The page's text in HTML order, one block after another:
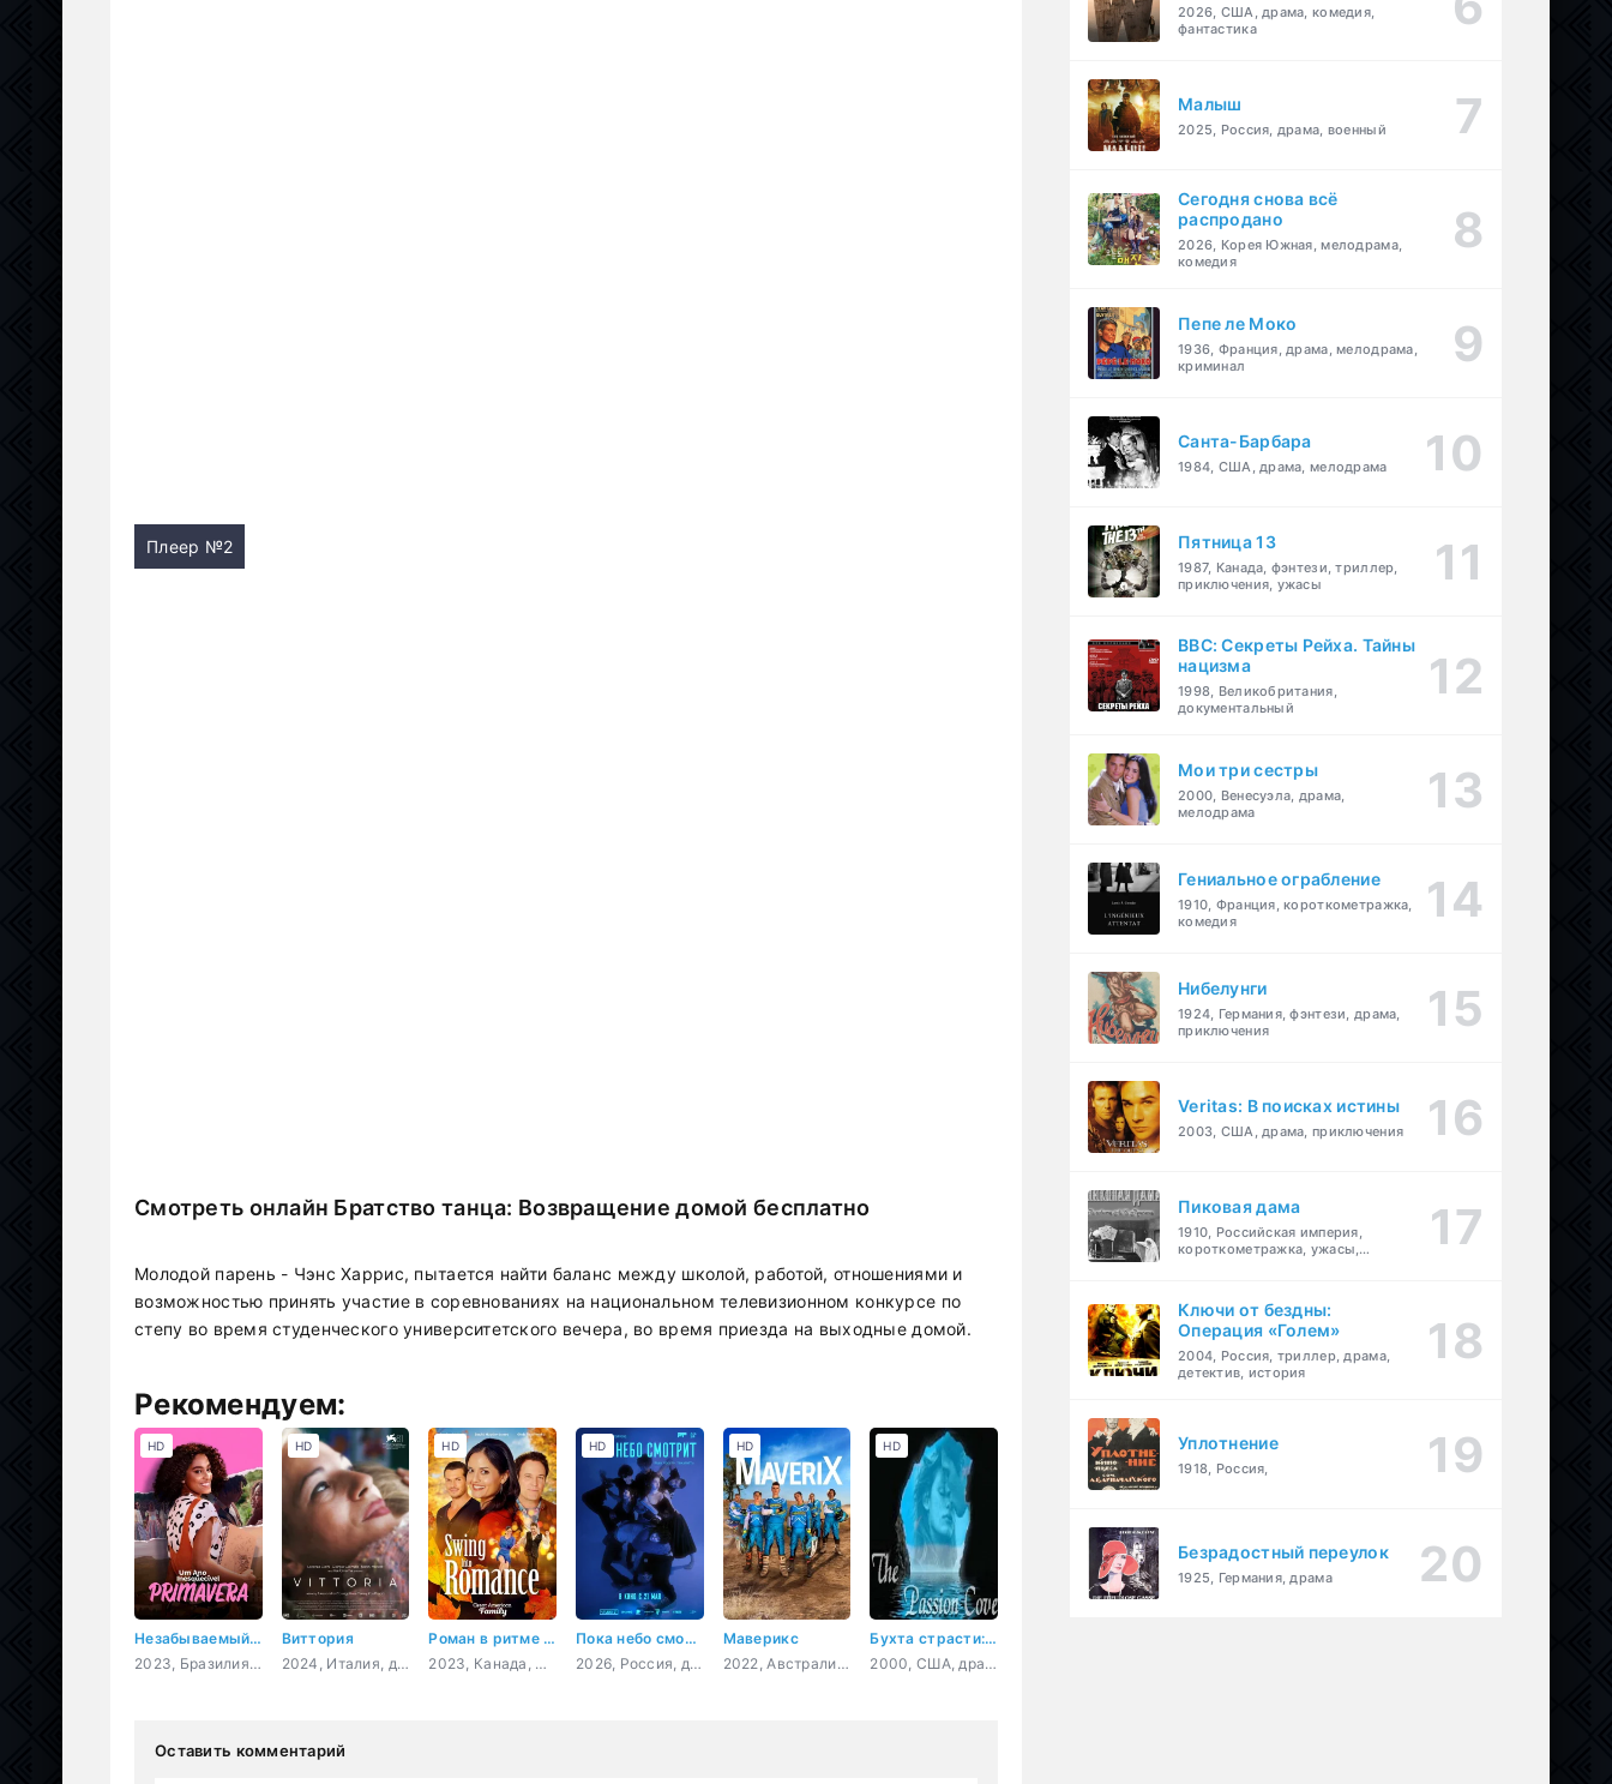
Плеер №2
Смотреть онлайн Братство танца: Возвращение домой бесплатно
Молодой парень - Чэнс Харрис, пытается найти баланс между школой, работой, отношениями и
возможностью принять участие в соревнованиях на национальном телевизионном конкурсе по
степу во время студенческого университетского вечера, во время приезда на выходные домой.
Рекомендуем:
Незабываемый год: Весна
2023, Бразилия, мелодрама
HD
Виттория
2024, Италия, драма
HD
Роман в ритме танца
2023, Канада, США, драма
HD
Пока небо смотрит
2026, Россия, драма
HD
Маверикс
2022, Австралия, драма, семейный, спорт
HD
Бухта страсти: Восходящие звезды
2000, США, драма, комедия
HD
Оставить комментарий
2026, США, драма, комедия,
фантастика
Малыш
2025, Россия, драма, военный
Сегодня снова всё
распродано
2026, Корея Южная, мелодрама,
комедия
Пепе ле Моко
1936, Франция, драма, мелодрама,
криминал
Санта-Барбара
1984, США, драма, мелодрама
Пятница 13
1987, Канада, фэнтези, триллер,
приключения, ужасы
BBC: Секреты Рейха. Тайны
нацизма
1998, Великобритания,
документальный
Мои три сестры
2000, Венесуэла, драма,
мелодрама
Гениальное ограбление
1910, Франция, короткометражка,
комедия
Нибелунги
1924, Германия, фэнтези, драма,
приключения
Veritas: В поисках истины
2003, США, драма, приключения
Пиковая дама
1910, Российская империя,
короткометражка, ужасы,
Ключи от бездны:
Операция «Голем»
2004, Россия, триллер, драма,
детектив, история
Уплотнение
1918, Россия,
Безрадостный переулок
1925, Германия, драма